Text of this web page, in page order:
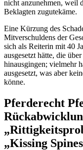
nicht anzunehmen, weil
Beklagten zugutekäme.
Eine Kürzung des
Mitverschuldens der
sich als Reiterin mit 40
ausgesetzt hätte, die
hinausgingen; vielmehr
ausgesetzt, was aber
könne.
Pferderecht
„Kissing